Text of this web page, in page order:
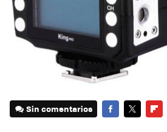
Sin comentarios